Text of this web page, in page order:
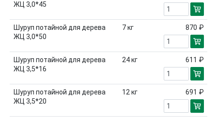
ЖЦ 3,0*45
Шуруп потайной для дерева
ЖЦ 3,0*50
7кг 870 ₽
Шуруп потайной для дерева
ЖЦ 3,5*16
24кг 611 ₽
Шуруп потайной для дерева
ЖЦ 3,5*20
12кг 691 ₽